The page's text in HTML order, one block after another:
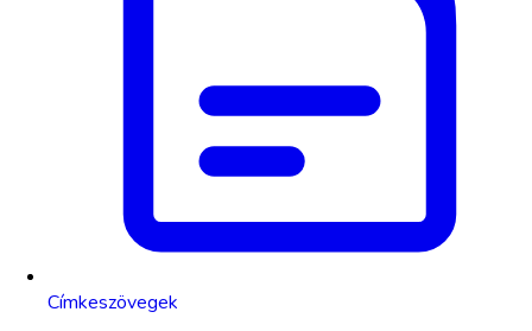
Címkeszövegek